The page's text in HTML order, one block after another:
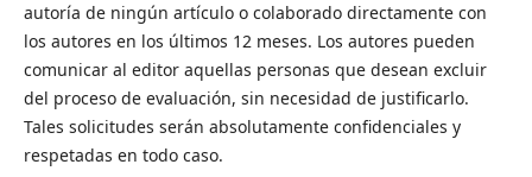
autoría de ningún artículo o colaborado directamente con
los autores en los últimos 12 meses. Los autores pueden
comunicar al editor aquellas personas que desean excluir
del proceso de evaluación, sin necesidad de justificarlo.
Tales solicitudes serán absolutamente confidenciales y
respetadas en todo caso.